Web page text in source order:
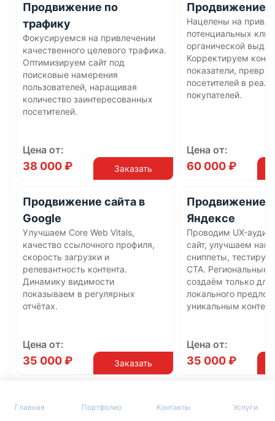
Продвижение по
трафику
Фокусируемся на привлечении
качественного целевого трафика.
Оптимизируем сайт под
поисковые намерения
пользователей, наращивая
количество заинтересованных
посетителей.
Цена от:
38 000 ₽ Заказать
Продвижение
Нацелены на
потенциальных
органической
Корректируем
показатели,
посетителей в
покупателей.
Цена от:
60 000 ₽
Продвижение сайта в
Google
Улучшаем Core Web Vitals,
качество ссылочного профиля,
скорость загрузки и
релевантность контента.
Динамику видимости
показываем в регулярных
отчётах.
Цена от:
35 000 ₽ Заказать
Продвижение
Яндексе
Проводим UX-
сайт, улучшаем
сниппеты,
CTA. Региональные
создаём только для
локального
уникальным
Цена от:
35 000 ₽
Аудиты
Главная Портфолио Контакты Услуги